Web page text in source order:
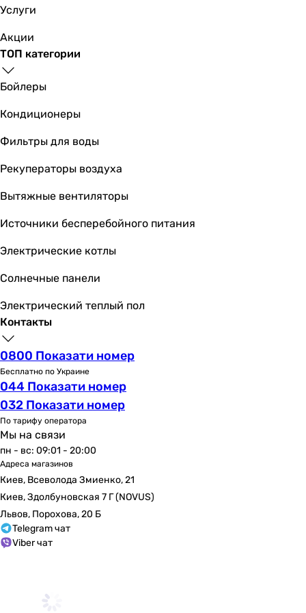
прямоугольная
прямоугольная
Поверхность
глянцевая
-
-
глянцевая
глянцевая
глянцевая
-
Производство
Польша
Чешская Республика
Швейцария
Польша
Польша
Польша
Польша
Польша
Польша
Коллекции
Milada
Lana
Sensa
Chrome
SelNova Square
Supero
Услуги
Акции
ТОП категории
Бойлеры
Кондиционеры
Фильтры для воды
Рекуператоры воздуха
Вытяжные вентиляторы
Источники бесперебойного питания
Электрические котлы
Солнечные панели
Электрический теплый пол
Контакты
0800 Показати номер
Бесплатно по Украине
044 Показати номер
032 Показати номер
По тарифу оператора
Мы на связи
пн - вс: 09:01 - 20:00
Адреса магазинов
Киев, Всеволода Змиенко, 21
Киев, Здолбуновская 7 Г (NOVUS)
Львов, Порохова, 20 Б
Telegram чат
Viber чат